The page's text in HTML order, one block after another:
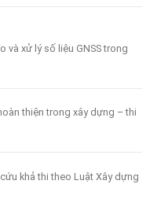
và xử lý số liệu GNSS trong
thiện trong xây dựng – thi
khả thi theo Luật Xây dựng